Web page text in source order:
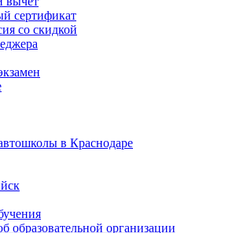
сертификат
со скидкой
в Краснодаре
образовательной организации